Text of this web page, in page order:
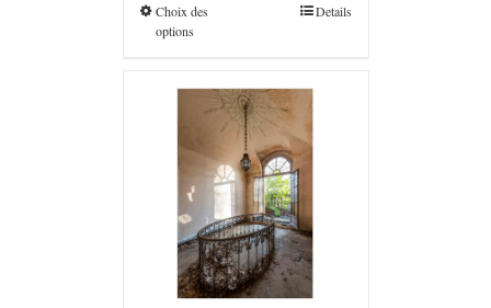
Choix des
options
Details